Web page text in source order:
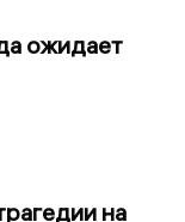
ожидает
на